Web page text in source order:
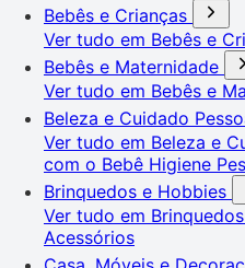
Bebês e Crianças
Ver tudo em Bebês e
Bebês e Maternidade
Ver tudo em Bebês e
Beleza e Cuidado
Ver tudo em Beleza e
com o Bebê Higiene
Brinquedos e Hobbies
Ver tudo em
Acessórios